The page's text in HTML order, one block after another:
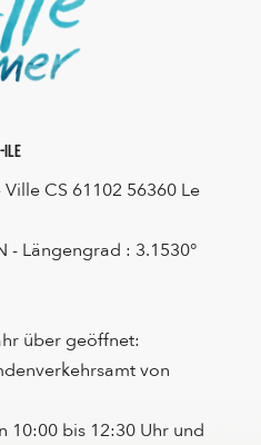
Ile
CS 61102 56360 Le
- Längengrad : 3.1530°
über geöffnet:
von
10:00 bis 12:30 Uhr und